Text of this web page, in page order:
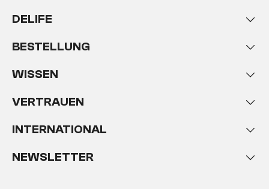
DELIFE
BESTELLUNG
WISSEN
VERTRAUEN
INTERNATIONAL
NEWSLETTER